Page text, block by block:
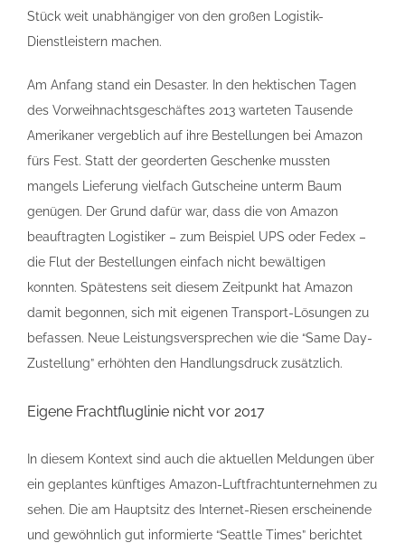
Stück weit unabhängiger von den großen Logistik-
Dienstleistern machen.
Am Anfang stand ein Desaster. In den hektischen Tagen
des Vorweihnachtsgeschäftes 2013 warteten Tausende
Amerikaner vergeblich auf ihre Bestellungen bei Amazon
fürs Fest. Statt der georderten Geschenke mussten
mangels Lieferung vielfach Gutscheine unterm Baum
genügen. Der Grund dafür war, dass die von Amazon
beauftragten Logistiker – zum Beispiel UPS oder Fedex –
die Flut der Bestellungen einfach nicht bewältigen
konnten. Spätestens seit diesem Zeitpunkt hat Amazon
damit begonnen, sich mit eigenen Transport-Lösungen zu
befassen. Neue Leistungsversprechen wie die “Same Day-
Zustellung” erhöhten den Handlungsdruck zusätzlich.
Eigene Frachtfluglinie nicht vor 2017
In diesem Kontext sind auch die aktuellen Meldungen über
ein geplantes künftiges Amazon-Luftfrachtunternehmen zu
sehen. Die am Hauptsitz des Internet-Riesen erscheinende
und gewöhnlich gut informierte “Seattle Times” berichtet